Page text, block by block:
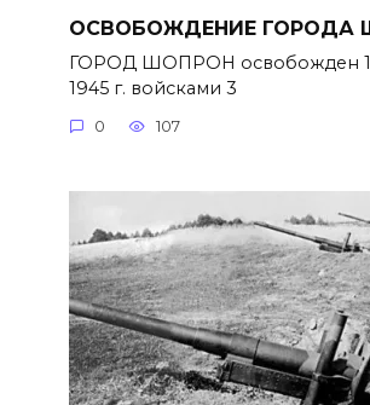
ОСВОБОЖДЕНИЕ ГОРОДА
ГОРОД ШОПРОН освобожден 1
1945 г. войсками 3
0 107